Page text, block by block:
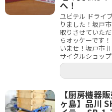
へ！
ユピテル ドライ
りました！坂戸
取りさせていた
らオッケーです
いませ！坂戸市
サイクルショッ
【厨房機器
ヶ島】品川